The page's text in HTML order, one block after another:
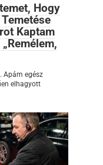
Hogy
Kaptam
Apám egész
elhagyott